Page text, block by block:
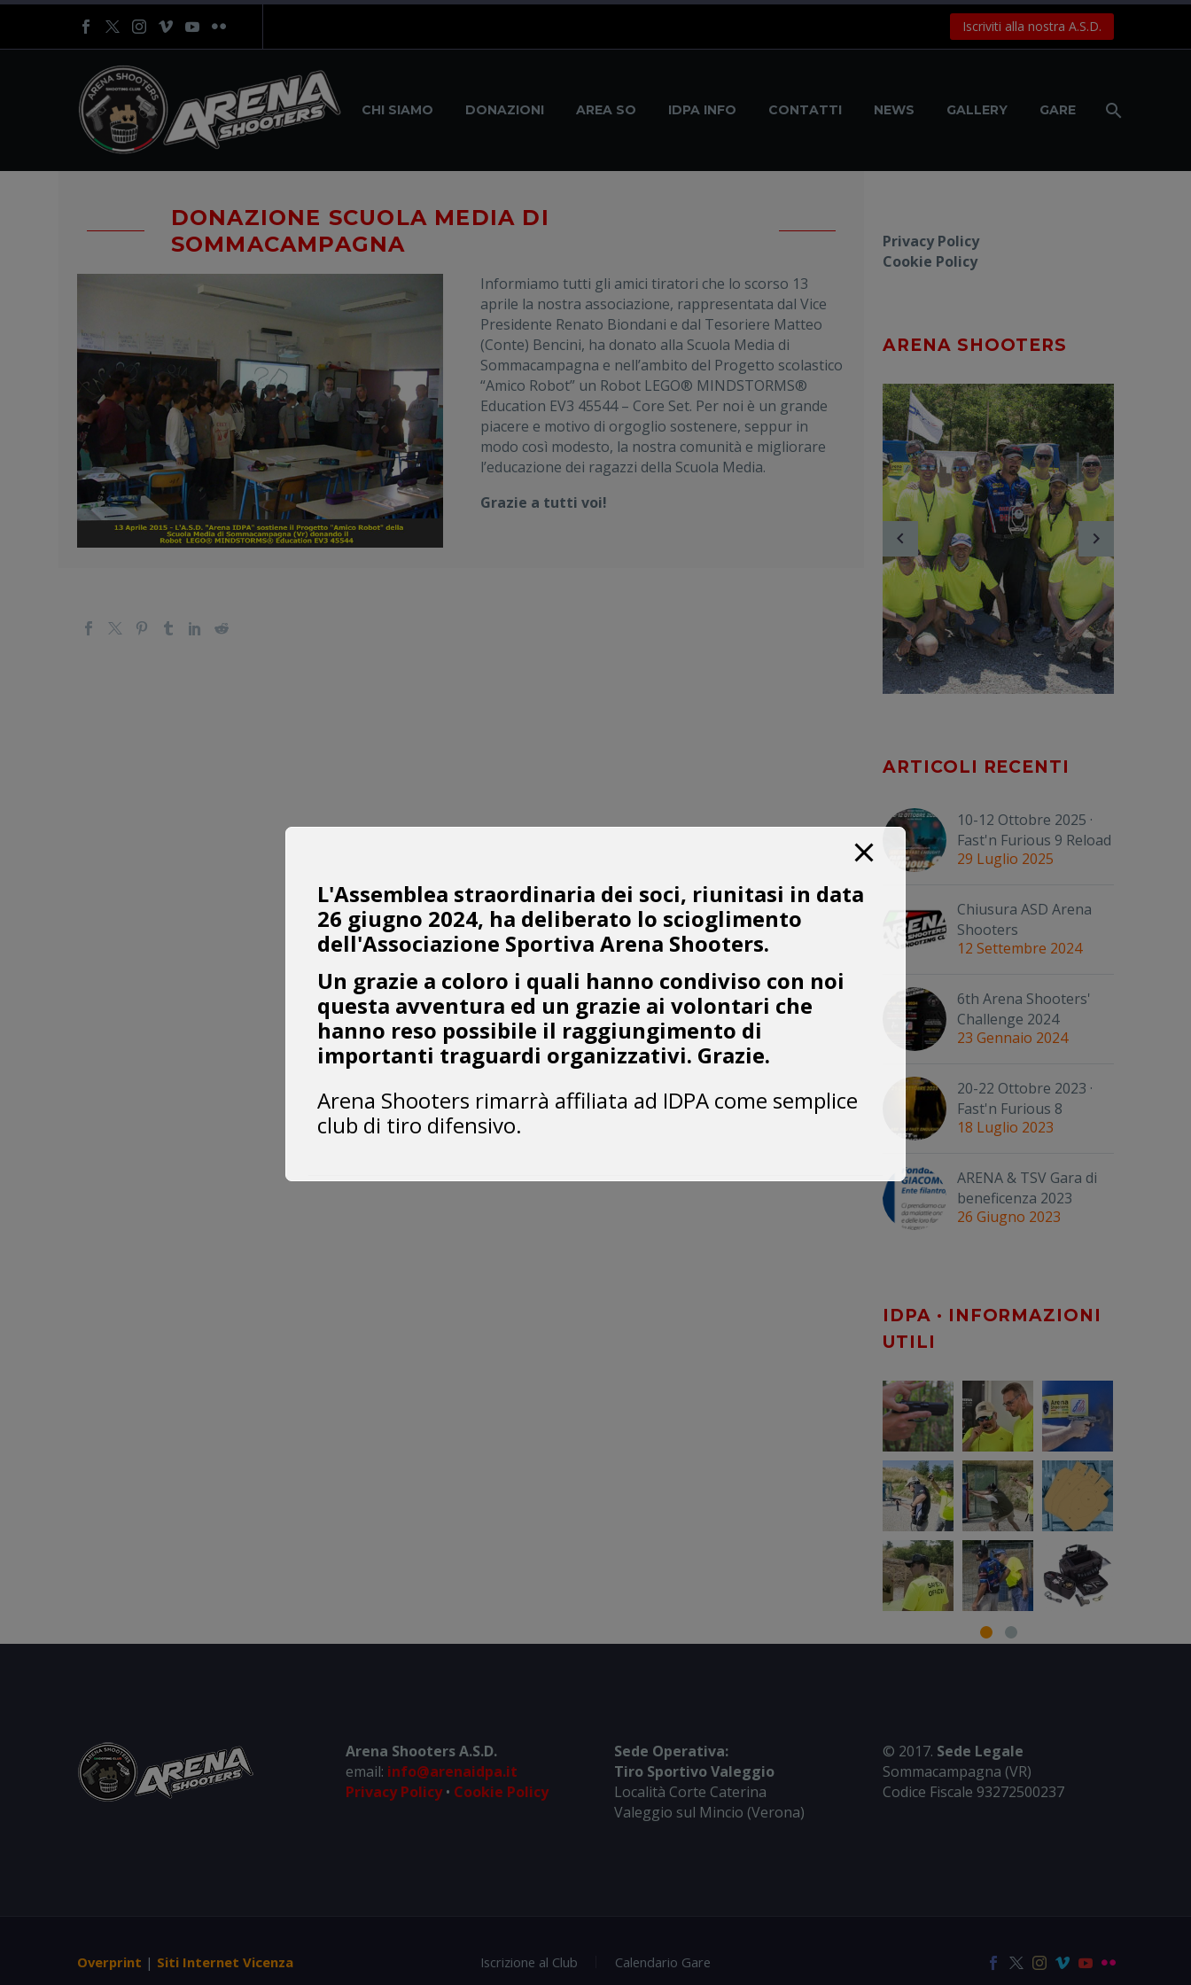
Iscriviti alla nostra A.S.D.
CHI SIAMO DONAZIONI AREA SO IDPA INFO CONTATTI NEWS GALLERY GARE
DONAZIONE SCUOLA MEDIA DI
SOMMACAMPAGNA
Informiamo tutti gli amici tiratori che lo scorso 13
aprile la nostra associazione, rappresentata dal Vice
Presidente Renato Biondani e dal Tesoriere Matteo
(Conte) Bencini, ha donato alla Scuola Media di
Sommacampagna e nell’ambito del Progetto scolastico
“Amico Robot” un Robot LEGO® MINDSTORMS®
Education EV3 45544 – Core Set. Per noi è un grande
piacere e motivo di orgoglio sostenere, seppur in
modo così modesto, la nostra comunità e migliorare
l’educazione dei ragazzi della Scuola Media.
Grazie a tutti voi!
Privacy Policy
Cookie Policy
ARENA SHOOTERS
ARTICOLI RECENTI
10-12 Ottobre 2025 ·
Fast'n Furious 9 Reload
29 Luglio 2025
Chiusura ASD Arena
Shooters
12 Settembre 2024
6th Arena Shooters'
Challenge 2024
23 Gennaio 2024
20-22 Ottobre 2023 ·
Fast'n Furious 8
18 Luglio 2023
ARENA & TSV Gara di
beneficenza 2023
26 Giugno 2023
IDPA · INFORMAZIONI
UTILI
Arena Shooters A.S.D.
email: info@arenaidpa.it
Privacy Policy • Cookie Policy
Sede Operativa:
Tiro Sportivo Valeggio
Località Corte Caterina
Valeggio sul Mincio (Verona)
© 2017. Sede Legale
Sommacampagna (VR)
Codice Fiscale 93272500237
Iscrizione al Club Calendario Gare
Overprint | Siti Internet Vicenza
modal-check
L'Assemblea straordinaria dei soci, riunitasi in data
26 giugno 2024, ha deliberato lo scioglimento
dell'Associazione Sportiva Arena Shooters.
Un grazie a coloro i quali hanno condiviso con noi
questa avventura ed un grazie ai volontari che
hanno reso possibile il raggiungimento di
importanti traguardi organizzativi. Grazie.
Arena Shooters rimarrà affiliata ad IDPA come semplice
club di tiro difensivo.